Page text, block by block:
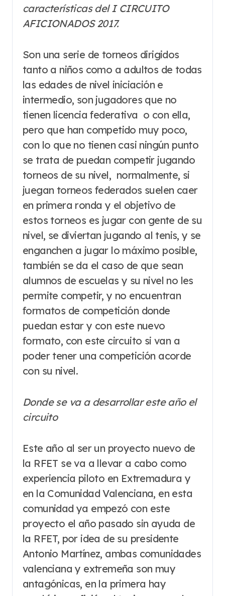
características del I CIRCUITO
AFICIONADOS 2017.
Son una serie de torneos dirigidos
tanto a niños como a adultos de todas
las edades de nivel iniciación e
intermedio, son jugadores que no
tienen licencia federativa o con ella,
pero que han competido muy poco,
con lo que no tienen casi ningún punto
se trata de puedan competir jugando
torneos de su nivel, normalmente, si
juegan torneos federados suelen caer
en primera ronda y el objetivo de
estos torneos es jugar con gente de su
nivel, se diviertan jugando al tenis, y se
enganchen a jugar lo máximo posible,
también se da el caso de que sean
alumnos de escuelas y su nivel no les
permite competir, y no encuentran
formatos de competición donde
puedan estar y con este nuevo
formato, con este circuito si van a
poder tener una competición acorde
con su nivel.
Donde se va a desarrollar este año el
circuito
Este año al ser un proyecto nuevo de
la RFET se va a llevar a cabo como
experiencia piloto en Extremadura y
en la Comunidad Valenciana, en esta
comunidad ya empezó con este
proyecto el año pasado sin ayuda de
la RFET, por idea de su presidente
Antonio Martínez, ambas comunidades
valenciana y extremeña son muy
antagónicas, en la primera hay